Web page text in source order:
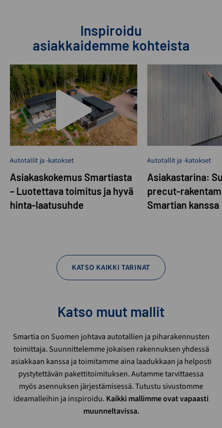
Inspiroidu
asiakkaidemme kohteista
Autotallit ja -katokset
Asiakaskokemus Smartiasta
– Luotettava toimitus ja hyvä
hinta-laatusuhde
Autotallit ja -katokset
Asiakastarina:
precut-
Smartian kanssa
KATSO KAIKKI TARINAT
Katso muut mallit
Smartia on Suomen johtava autotallien ja piharakennusten
toimittaja. Suunnittelemme jokaisen rakennuksen yhdessä
asiakkaan kanssa ja toimitamme aina laadukkaan ja helposti
pystytettävän pakettitoimituksen. Autamme tarvittaessa
myös asennuksen järjestämisessä. Tutustu sivustomme
ideamalleihin ja inspiroidu. Kaikki mallimme ovat vapaasti
muunneltavissa.